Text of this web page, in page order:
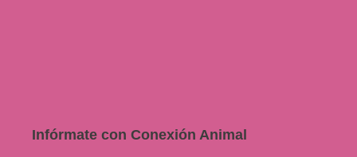
Infórmate con Conexión Animal